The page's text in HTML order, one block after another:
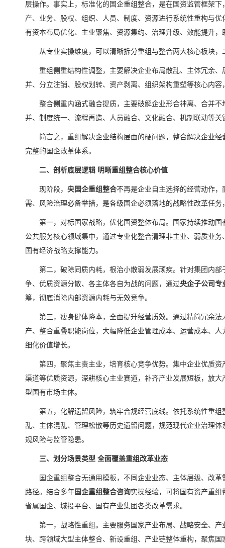
层操作。事实上，标准化的国企重组整合，是在国资监管框架
产、业务、股权、组织、人员、制度、资源进行系统性重构与
有资本布局优化、主业聚焦、资源集约、治理升级、效能提升，
从专业实操维度，可以清晰拆分重组与整合两大核心板块
重组侧重结构性调整，主要解决企业布局散乱、主体冗余
并、分立注销、股权划转、资产剥离、组织架构重塑等核心内
整合侧重内涵式融合提质，主要破解企业形合神离、合并
并、制度统一、流程再造、人员融合、文化融合、机制联动等
简言之，重组解决企业结构层面的硬问题，整合解决企业
完整的国企改革体系。
二、剖析底层逻辑 明晰重组整合核心价值
现阶段， 央国企重组整合不再是企业自主选择的经营动作
需、风险治理必备举措，是各级国企必须落地的战略性改革任
第一，对标国家战略，优化国资整体布局。国家持续推动
公共服务核心领域集中，通过专业化整合清理非主业、弱质业
国有经济战略支撑能力。
第二，破除同质内耗，根治小散弱发展顽疾。针对集团内
争、优质资源分散、各主体各自为战的问题，通过央企子公司专
筹，彻底消除内部资源内耗与无效竞争。
第三，瘦身健体降本，全面提升经营质效。通过精简冗余
产、整合重叠职能岗位，大幅降低企业管理成本、运营成本、
细化价值增长。
第四，聚焦主责主业，培育核心竞争优势。集中企业优质
渠道等优质资源，深耕核心主业赛道，补齐产业发展短板，放
型国有市场主体。
第五，化解遗留风险，筑牢合规经营底线。依托系统性重
乱、主体混乱、管理松散等历史遗留问题，规范现代企业治理
规风险与监管隐患。
三、划分场景类型 全面覆盖重组改革业态
国企重组整合无通用模板，不同企业业态、主体层级、改
路径。结合多年 国企重组整合咨询实操经验，可将国有资产重
省属国企、城投平台、国有产业集团各类改革需求。
第一，战略性重组。主要服务国家产业布局、战略安全、
块、跨领域大型主体整合、新设重组、产业链整体重构，聚焦国